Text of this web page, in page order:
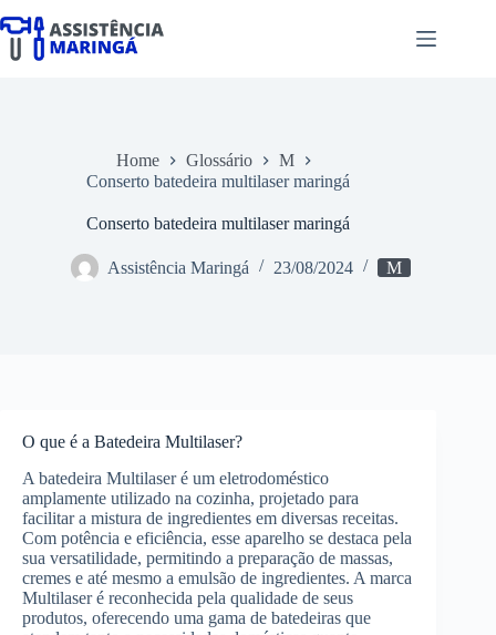
para
Home Glossário
M
Conserto batedeira multilaser maringá
Conserto batedeira multilaser maringá
Assistência Maringá 23/08/2024 M
O que é a Batedeira Multilaser?
A batedeira Multilaser é um eletrodoméstico
amplamente utilizado na cozinha, projetado para
facilitar a mistura de ingredientes em diversas receitas.
Com potência e eficiência, esse aparelho se destaca pela
sua versatilidade, permitindo a preparação de massas,
cremes e até mesmo a emulsão de ingredientes. A marca
Multilaser é reconhecida pela qualidade de seus
produtos, oferecendo uma gama de batedeiras que